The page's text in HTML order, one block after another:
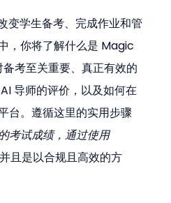
变学生备考、完成作业和管
，你将了解什么是 Magic
考至关重要、真正有效的
导师的评价，以及如何在
台。遵循这里的实用步骤
考试成绩，通过使用
是以合规且高效的方